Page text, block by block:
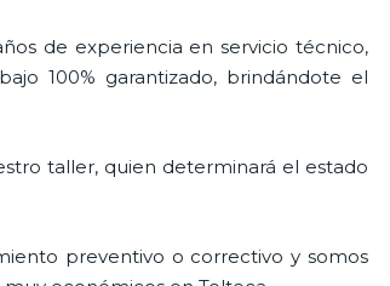
de experiencia en servicio técnico,
100% garantizado, brindándote el
taller, quien determinará el estado
preventivo o correctivo y somos